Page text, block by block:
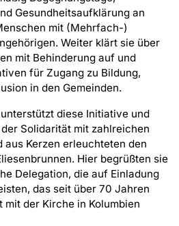
Gesundheitsaufklärung an
mit (Mehrfach-)
Weiter klärt sie über
mit Behinderung auf und
für Zugang zu Bildung,
in den Gemeinden.
diese Initiative und
Solidarität mit zahlreichen
aus Kerzen erleuchteten den
Hier begrüßten sie
Delegation, die auf Einladung
das seit über 70 Jahren
der Kirche in Kolumbien